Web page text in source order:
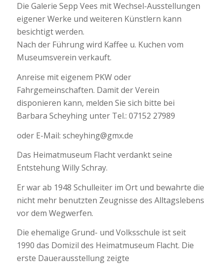
Die Galerie Sepp Vees mit Wechsel-Ausstellungen
eigener Werke und weiteren Künstlern kann
besichtigt werden.
Nach der Führung wird Kaffee u. Kuchen vom
Museumsverein verkauft.
Anreise mit eigenem PKW oder
Fahrgemeinschaften. Damit der Verein
disponieren kann, melden Sie sich bitte bei
Barbara Scheyhing unter Tel.: 07152 27989
oder E-Mail: scheyhing@gmx.de
Das Heimatmuseum Flacht verdankt seine
Entstehung Willy Schray.
Er war ab 1948 Schulleiter im Ort und bewahrte die
nicht mehr benutzten Zeugnisse des Alltagslebens
vor dem Wegwerfen.
Die ehemalige Grund- und Volksschule ist seit
1990 das Domizil des Heimatmuseum Flacht. Die
erste Dauerausstellung zeigte